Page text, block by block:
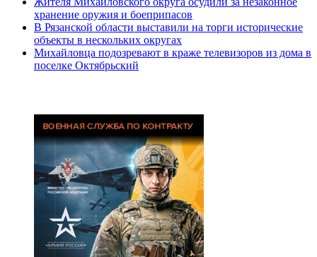
хранение оружия и боеприпасов
В Рязанской области выставили на торги исторические
объекты в нескольких округах
Михайловца подозревают в краже телевизоров из дома в
поселке Октябрьский